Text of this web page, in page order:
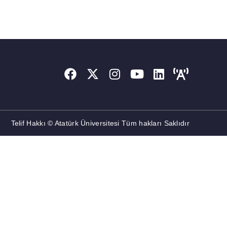
Telif Hakkı © Atatürk Üniversitesi Tüm hakları Saklıdır